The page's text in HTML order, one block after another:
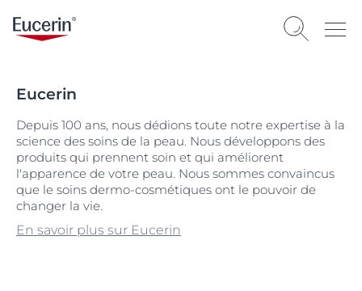
Eucerin
Depuis 100 ans, nous dédions toute notre expertise à la
science des soins de la peau. Nous développons des
produits qui prennent soin et qui améliorent
l'apparence de votre peau. Nous sommes convaincus
que le soins dermo-cosmétiques ont le pouvoir de
changer la vie.
En savoir plus sur Eucerin